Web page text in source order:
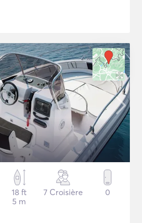
18 ft
5 m
7 Croisière 0